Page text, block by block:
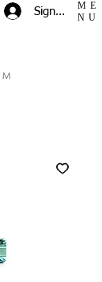
Sign In
ME
NU